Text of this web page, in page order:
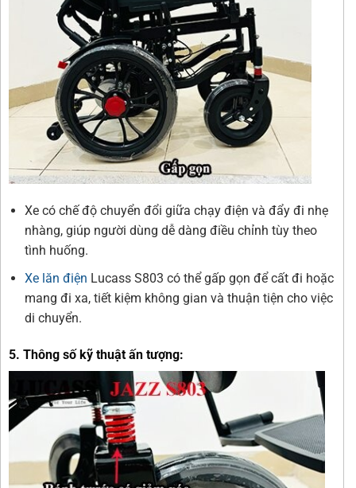
Xe có chế độ chuyển đổi giữa chạy điện và đẩy đi nhẹ
nhàng, giúp người dùng dễ dàng điều chỉnh tùy theo
tình huống.
Xe lăn điện Lucass S803 có thể gấp gọn để cất đi hoặc
mang đi xa, tiết kiệm không gian và thuận tiện cho việc
di chuyển.
5. Thông số kỹ thuật ấn tượng: